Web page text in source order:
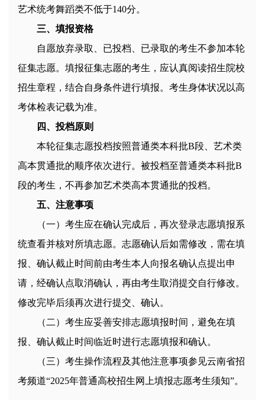
艺术统考舞蹈类不低于140分。
三、填报资格
自愿放弃录取、已投档、已录取的考生不参加本轮
征集志愿。填报征集志愿的考生，应认真阅读招生院校
招生章程，结合自身条件进行填报。考生身体状况以高
考体检表记载为准。
四、投档原则
本轮征集志愿投档按照普通类本科批B段、艺术类
高本贯通批的顺序依次进行。被投档至普通类本科批B
段的考生，不再参加艺术类高本贯通批的投档。
五、注意事项
（一）考生应在确认完成后，再次登录志愿填报系
统查看并核对所填志愿。志愿确认后如需修改，需在填
报、确认截止时间前由考生本人向报名确认点提出申
请，经确认点取消确认，再由考生取消提交自行修改。
修改完毕后须再次进行提交、确认。
（二）考生应妥善安排志愿填报时间，避免在填
报、确认截止时间临近时进行志愿填报和确认。
（三）考生操作流程及其他注意事项参见云南省招
考频道“2025年普通高校招生网上填报志愿考生须知”。